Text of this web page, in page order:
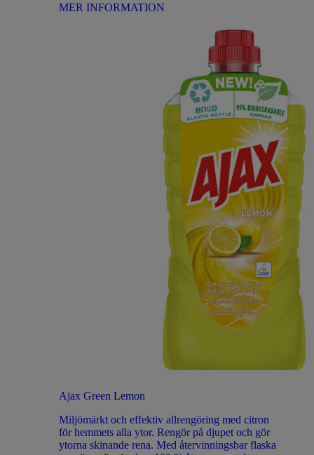
MER INFORMATION
Ajax Green Lemon
Miljömärkt och effektiv allrengöring med citron
för hemmets alla ytor. Rengör på djupet och gör
ytorna skinande rena. Med återvinningsbar flaska